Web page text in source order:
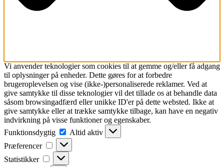
Vi anvender teknologier som cookies til at gemme og/eller få adgang
til oplysninger på enheder. Dette gøres for at forbedre
brugeroplevelsen og vise (ikke-)personaliserede reklamer. Ved at
give samtykke til disse teknologier vil det tillade os at behandle data
såsom browsingadfærd eller unikke ID'er på dette websted. Ikke at
give samtykke eller at trække samtykke tilbage, kan have en negativ
indvirkning på visse funktioner og egenskaber.
Funktionsdygtig
Funktionsdygtig
Altid aktiv
Præferencer
Præferencer
Statistikker Statistikker